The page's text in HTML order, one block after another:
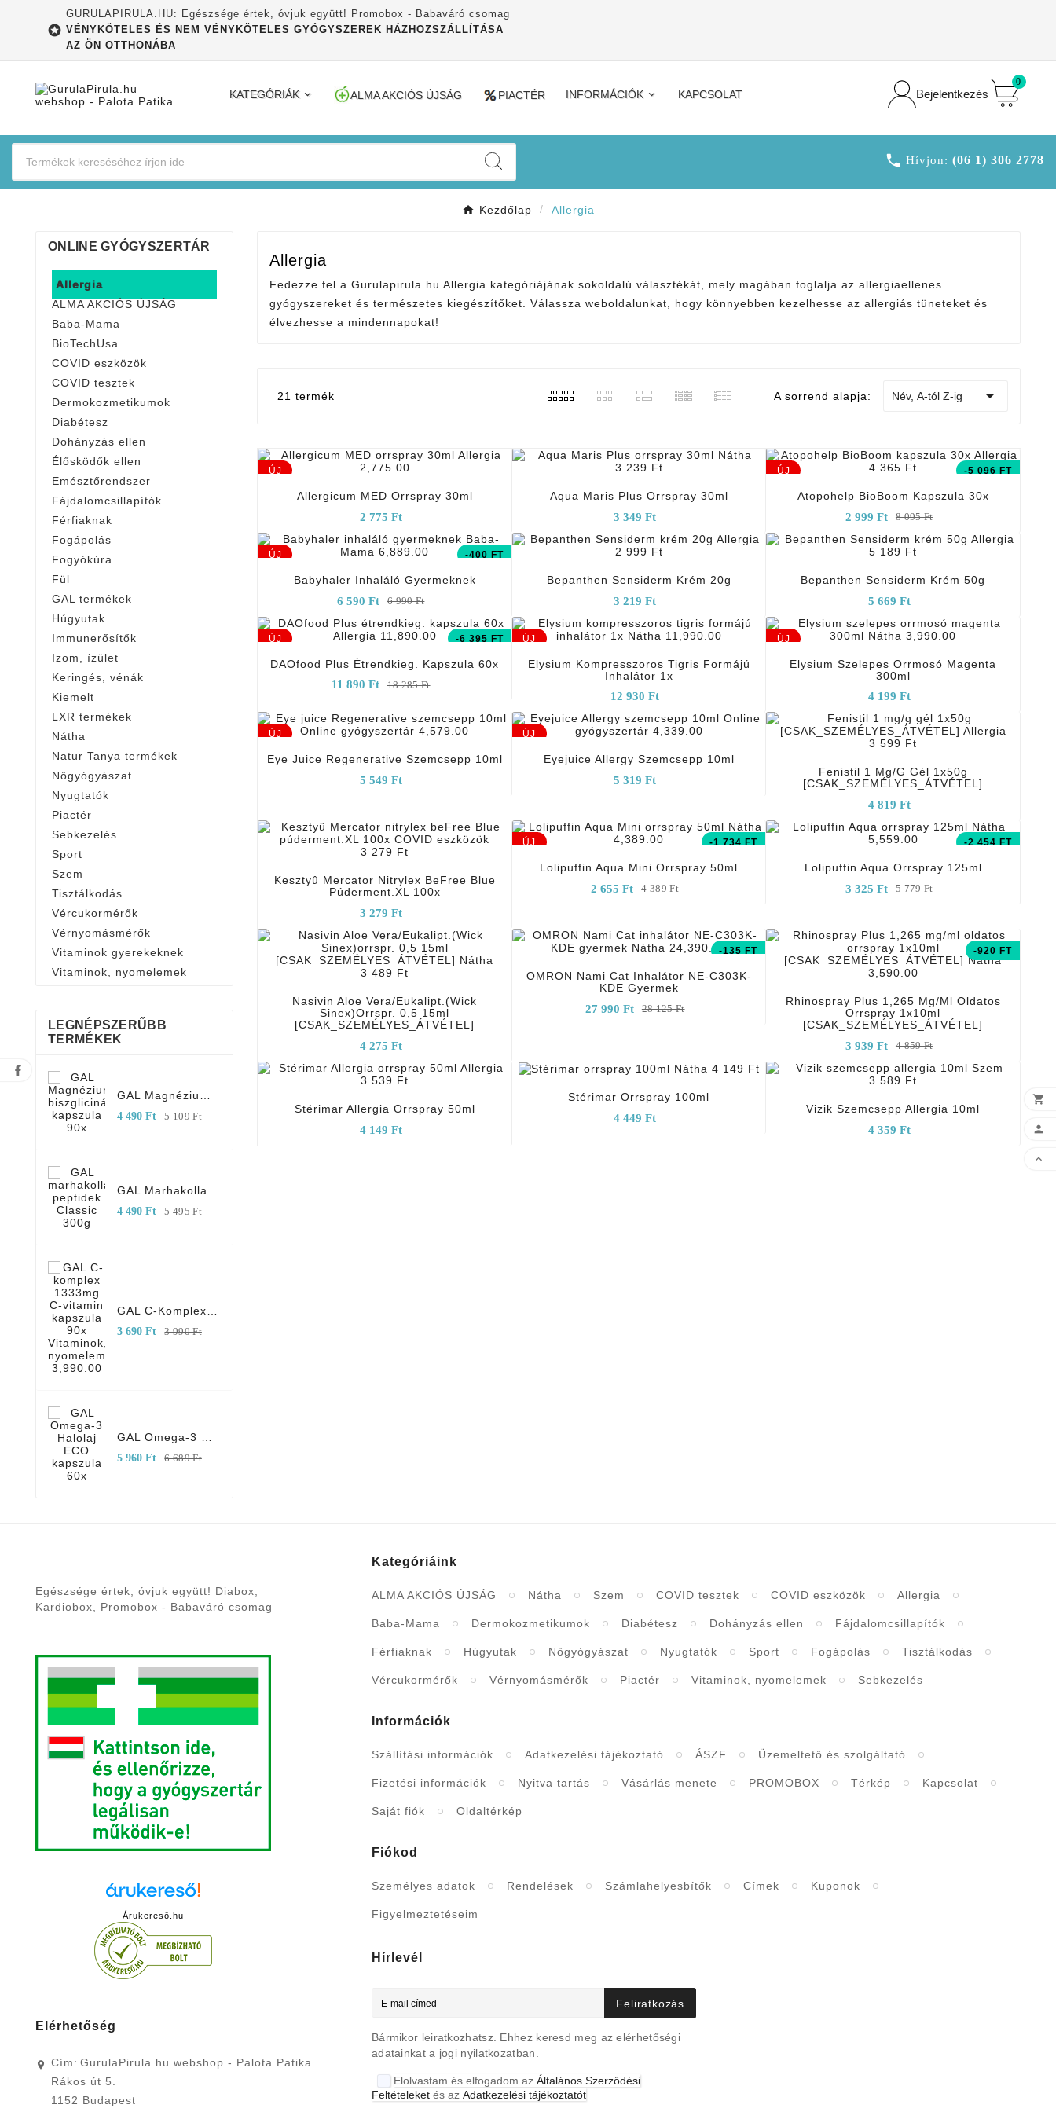

GURULAPIRULA.HU: Egészsége értek, óvjuk együtt! Promobox - Babaváró csomag
VÉNYKÖTELES ÉS NEM VÉNYKÖTELES GYÓGYSZEREK HÁZHOZSZÁLLÍTÁSA
AZ ÖN OTTHONÁBA
KATEGÓRIÁK ALMA AKCIÓS ÚJSÁG PIACTÉR INFORMÁCIÓK KAPCSOLAT Bejelentkezés
0
 Hívjon: (06 1) 306 2778
Kezdőlap Allergia
ONLINE GYÓGYSZERTÁR
Allergia
ALMA AKCIÓS ÚJSÁG
Baba-Mama
BioTechUsa
COVID eszközök
COVID tesztek
Dermokozmetikumok
Diabétesz
Dohányzás ellen
Élősködők ellen
Emésztőrendszer
Fájdalomcsillapítók
Férfiaknak
Fogápolás
Fogyókúra
Fül
GAL termékek
Húgyutak
Immunerősítők
Izom, ízület
Keringés, vénák
Kiemelt
LXR termékek
Nátha
Natur Tanya termékek
Nőgyógyászat
Nyugtatók
Piactér
Sebkezelés
Sport
Szem
Tisztálkodás
Vércukormérők
Vérnyomásmérők
Vitaminok gyerekeknek
Vitaminok, nyomelemek
LEGNÉPSZERŰBB
TERMÉKEK
4 490 Ft 5 109 Ft
4 490 Ft 5 495 Ft
3 690 Ft 3 990 Ft
5 960 Ft 6 689 Ft
Allergia
Fedezze fel a Gurulapirula.hu Allergia kategóriájának sokoldalú választékát, mely magában foglalja az allergiaellenes
gyógyszereket és természetes kiegészítőket. Válassza weboldalunkat, hogy könnyebben kezelhesse az allergiás tüneteket és
élvezhesse a mindennapokat!
21 termék A sorrend alapja: Név, A-tól Z-ig 
ÚJ
add_shopping_cart
Allergicum MED Orrspray 30ml
2 775 Ft
add_shopping_cart
Aqua Maris Plus Orrspray 30ml
3 349 Ft
ÚJ -5 096 FT
add_shopping_cart
Atopohelp BioBoom Kapszula 30x
2 999 Ft
8 095 Ft
ÚJ -400 FT
add_shopping_cart
Babyhaler Inhaláló Gyermeknek
6 590 Ft
6 990 Ft
add_shopping_cart
Bepanthen Sensiderm Krém 20g
3 219 Ft
add_shopping_cart
Bepanthen Sensiderm Krém 50g
5 669 Ft
ÚJ -6 395 FT
add_shopping_cart
DAOfood Plus Étrendkieg. Kapszula 60x
11 890 Ft
18 285 Ft
ÚJ
add_shopping_cart
Elysium Kompresszoros Tigris Formájú
Inhalátor 1x
12 930 Ft
ÚJ
add_shopping_cart
Elysium Szelepes Orrmosó Magenta
300ml
4 199 Ft
ÚJ
add_shopping_cart
Eye Juice Regenerative Szemcsepp 10ml
5 549 Ft
ÚJ
add_shopping_cart
Eyejuice Allergy Szemcsepp 10ml
5 319 Ft
add_shopping_cart
Fenistil 1 Mg/g Gél 1x50g
[CSAK_SZEMÉLYES_ÁTVÉTEL]
4 819 Ft
add_shopping_cart
Kesztyû Mercator Nitrylex BeFree Blue
Púderment.XL 100x
3 279 Ft
ÚJ -1 734 FT
add_shopping_cart
Lolipuffin Aqua Mini Orrspray 50ml
2 655 Ft
4 389 Ft
-2 454 FT
add_shopping_cart
Lolipuffin Aqua Orrspray 125ml
3 325 Ft
5 779 Ft
add_shopping_cart
Nasivin Aloe Vera/Eukalipt.(Wick
Sinex)orrspr. 0,5 15ml
[CSAK_SZEMÉLYES_ÁTVÉTEL]
4 275 Ft
-135 FT
add_shopping_cart
OMRON Nami Cat Inhalátor NE-C303K-
KDE Gyermek
27 990 Ft
28 125 Ft
-920 FT
add_shopping_cart
Rhinospray Plus 1,265 Mg/ml Oldatos
Orrspray 1x10ml
[CSAK_SZEMÉLYES_ÁTVÉTEL]
3 939 Ft
4 859 Ft
add_shopping_cart
Stérimar Allergia Orrspray 50ml
4 149 Ft
Stérimar Orrspray 100ml
4 449 Ft
add_shopping_cart
Vizik Szemcsepp Allergia 10ml
4 359 Ft
Egészsége értek, óvjuk együtt! Diabox,
Kardiobox, Promobox - Babaváró csomag
Árukereső.hu
Elérhetőség
Cím: GurulaPirula.hu webshop - Palota Patika
Rákos út 5.
1152 Budapest
Kategóriáink
ALMA AKCIÓS ÚJSÁG Nátha Szem COVID tesztek COVID eszközök Allergia
Baba-Mama Dermokozmetikumok Diabétesz Dohányzás ellen Fájdalomcsillapítók
Férfiaknak Húgyutak Nőgyógyászat Nyugtatók Sport Fogápolás Tisztálkodás
Vércukormérők Vérnyomásmérők Piactér Vitaminok, nyomelemek Sebkezelés
Információk
Szállítási információk Adatkezelési tájékoztató ÁSZF Üzemeltető és szolgáltató
Fizetési információk Nyitva tartás Vásárlás menete PROMOBOX Térkép Kapcsolat
Saját fiók Oldaltérkép
Fiókod
Személyes adatok Rendelések Számlahelyesbítők Címek Kuponok
Figyelmeztetéseim
Hírlevél
Feliratkozás
Bármikor leiratkozhatsz. Ehhez keresd meg az elérhetőségi
adatainkat a jogi nyilatkozatban.
Elolvastam és elfogadom az Általános Szerződési
Feltételeketés az Adatkezelési tájékoztatót


